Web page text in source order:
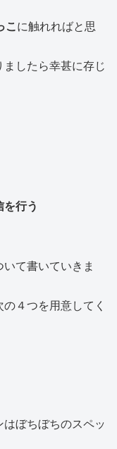
こ に触れればと思
ましたら幸甚に存じ
行う
て書いていきま
４つを用意してく
ぼちぼちのスペッ